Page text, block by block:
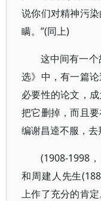
说你们对精神污
瞒。”(同上)
这中间有一
选》中，有一篇
必要性的论文，
把它删掉，而且
编谢昌逵不服，
(1908-1998
和周建人先生
上作了充分的肯